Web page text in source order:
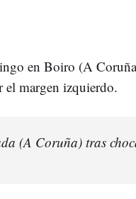
en Boiro (A
el margen izquierdo.
(A Coruña) tras